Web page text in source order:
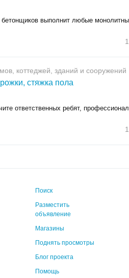
бетонщиков выполнит любые
коттеджей, зданий и сооружений
стяжка пола
ответственных ребят,
Поиск
Разместить
объявление
Магазины
Поднять просмотры
Блог проекта
Помощь